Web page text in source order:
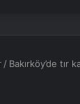
/ Bakırköy’de tır